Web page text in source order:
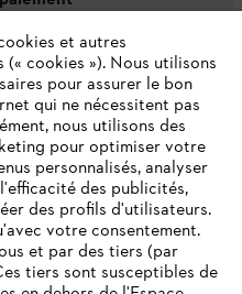
et autres
cookies »). Nous utilisons
pour assurer le bon
qui ne nécessitent pas
nous utilisons des
pour optimiser votre
personnalisés, analyser
des publicités,
des profils d'utilisateurs.
votre consentement.
et par des tiers (par
tiers sont susceptibles de